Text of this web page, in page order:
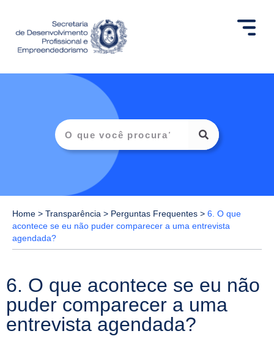
Home > Transparência > Perguntas Frequentes > 6. O que
acontece se eu não puder comparecer a uma entrevista
agendada?
6. O que acontece se eu não
puder comparecer a uma
entrevista agendada?